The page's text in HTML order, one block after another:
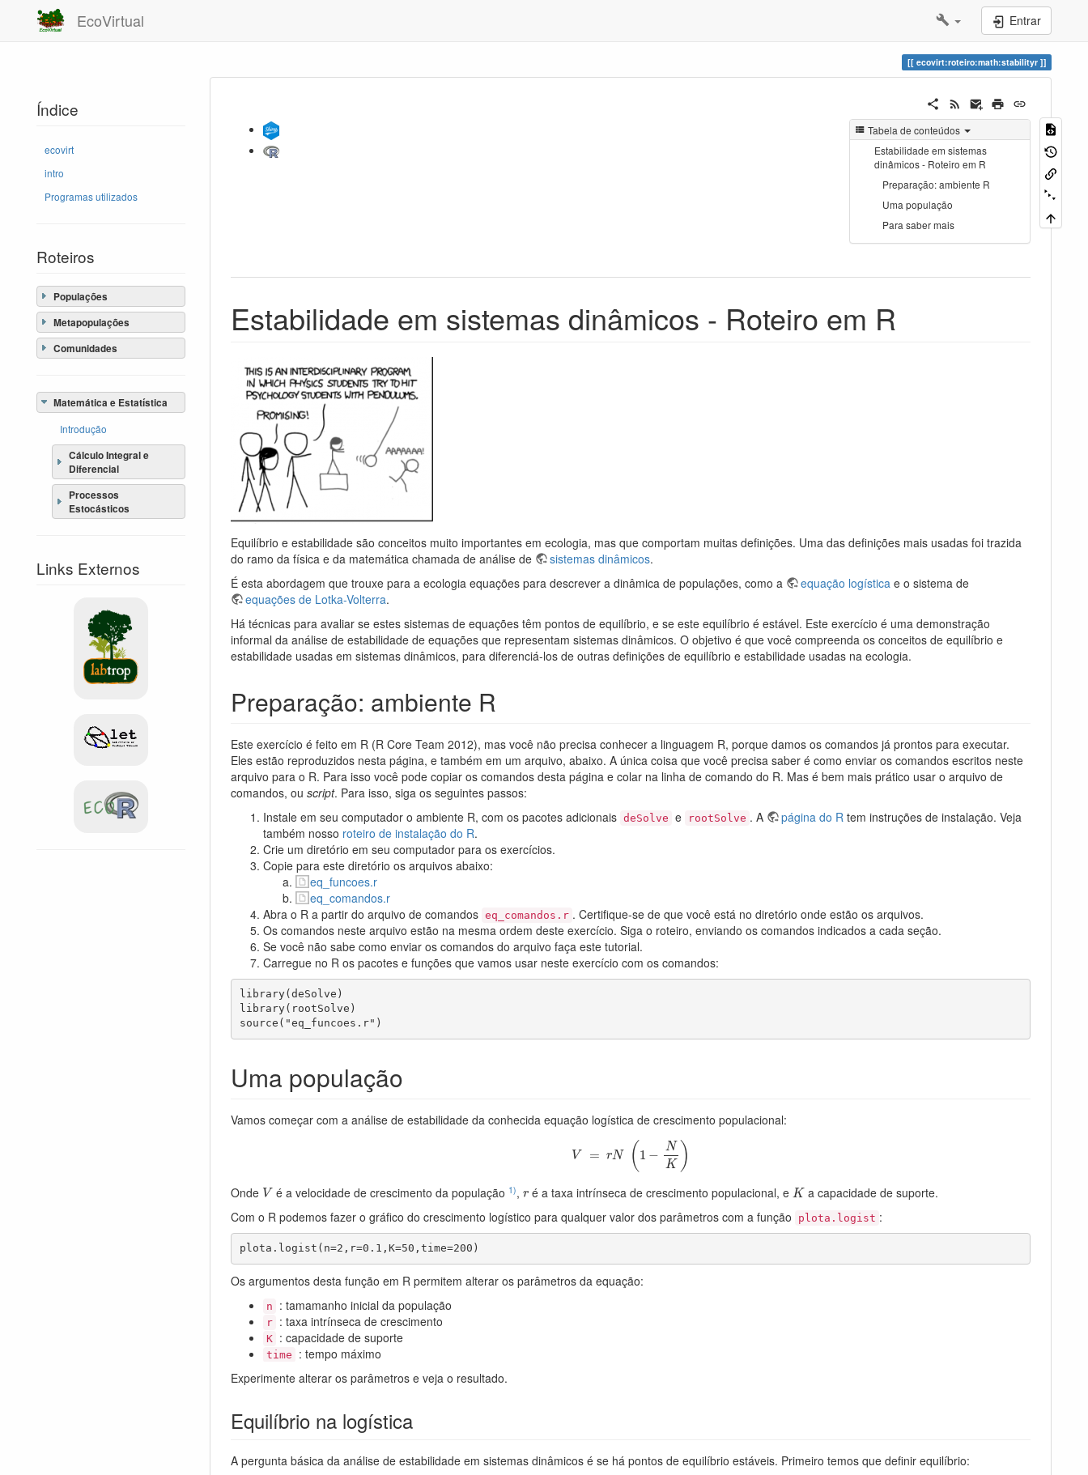
EcoVirtual Entrar
ecovirt:roteiro:math:stabilityr
Índice
ecovirt
intro
Programas utilizados
Roteiros
Populações
Metapopulações
Comunidades
Matemática e Estatística
Introdução
Cálculo Integral e
Diferencial
Processos
Estocásticos
Links Externos
Tabela de conteúdos
Estabilidade em sistemas
dinâmicos - Roteiro em R
Preparação: ambiente R
Uma população
Para saber mais
Estabilidade em sistemas dinâmicos - Roteiro em R
Equilíbrio e estabilidade são conceitos muito importantes em ecologia, mas que comportam muitas definições. Uma das definições mais usadas foi trazida
do ramo da física e da matemática chamada de análise de
sistemas dinâmicos.
É esta abordagem que trouxe para a ecologia equações para descrever a dinâmica de populações, como a
equação logística e o sistema de
equações de Lotka-Volterra.
Há técnicas para avaliar se estes sistemas de equações têm pontos de equilíbrio, e se este equilíbrio é estável. Este exercício é uma demonstração
informal da análise de estabilidade de equações que representam sistemas dinâmicos. O objetivo é que você compreenda os conceitos de equilíbrio e
estabilidade usadas em sistemas dinâmicos, para diferenciá-los de outras definições de equilíbrio e estabilidade usadas na ecologia.
Preparação: ambiente R
Este exercício é feito em R (R Core Team 2012), mas você não precisa conhecer a linguagem R, porque damos os comandos já prontos para executar.
Eles estão reproduzidos nesta página, e também em um arquivo, abaixo. A única coisa que você precisa saber é como enviar os comandos escritos neste
arquivo para o R. Para isso você pode copiar os comandos desta página e colar na linha de comando do R. Mas é bem mais prático usar o arquivo de
comandos, ou script. Para isso, siga os seguintes passos:
Instale em seu computador o ambiente R, com os pacotes adicionais deSolve e rootSolve . A página do R tem instruções de instalação. Veja
também nosso roteiro de instalação do R.
Crie um diretório em seu computador para os exercícios.
Copie para este diretório os arquivos abaixo:
eq_funcoes.r
eq_comandos.r
Abra o R a partir do arquivo de comandos eq_comandos.r . Certifique-se de que você está no diretório onde estão os arquivos.
Os comandos neste arquivo estão na mesma ordem deste exercício. Siga o roteiro, enviando os comandos indicados a cada seção.
Se você não sabe como enviar os comandos do arquivo faça este tutorial.
Carregue no R os pacotes e funções que vamos usar neste exercício com os comandos:
library(deSolve)
library(rootSolve)
source("eq_funcoes.r")
Uma população
Vamos começar com a análise de estabilidade da conhecida equação logística de crescimento populacional:
V = rN ( 1 − N
K )
(1 K)
Onde V
V é a velocidade de crescimento da população 1),r
r é a taxa intrínseca de crescimento populacional, e K
Ka capacidade de suporte.
Com o R podemos fazer o gráfico do crescimento logístico para qualquer valor dos parâmetros com a função
plota.logist :
plota.logist(n=2,r=0.1,K=50,time=200)
Os argumentos desta função em R permitem alterar os parâmetros da equação:
n : tamamanho inicial da população
r : taxa intrínseca de crescimento
K : capacidade de suporte
time
: tempo máximo
Experimente alterar os parâmetros e veja o resultado.
Equilíbrio na logística
A pergunta básica da análise de estabilidade em sistemas dinâmicos é se há pontos de equilíbrio estáveis. Primeiro temos que definir equilíbrio: